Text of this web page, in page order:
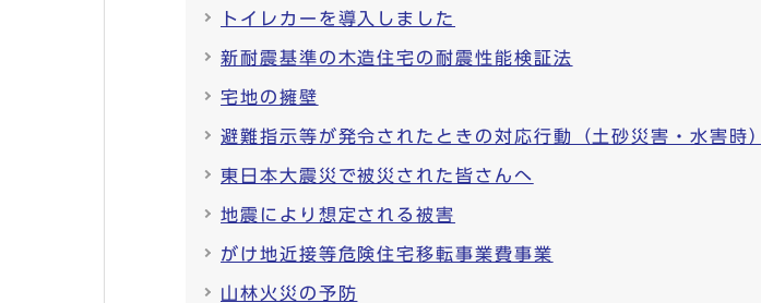
トイレカーを導入しました
新耐震基準の木造住宅の耐震性能検証法
宅地の擁壁
避難指示等が発令されたときの対応行動（土砂災害・水害時）
東日本大震災で被災された皆さんへ
地震により想定される被害
がけ地近接等危険住宅移転事業費事業
山林火災の予防